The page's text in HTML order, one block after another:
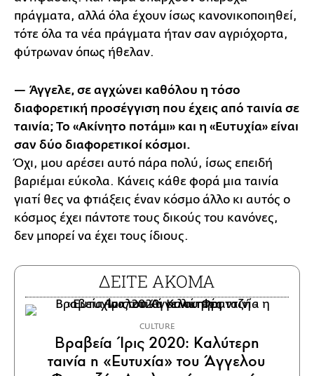
πράγματα, αλλά όλα έχουν ίσως κανονικοποιηθεί,
τότε όλα τα νέα πράγματα ήταν σαν αγριόχορτα,
φύτρωναν όπως ήθελαν.
— Άγγελε, σε αγχώνει καθόλου η τόσο
διαφορετική προσέγγιση που έχεις από ταινία σε
ταινία; Το «Ακίνητο ποτάμι» και η «Ευτυχία» είναι
σαν δύο διαφορετικοί κόσμοι.
Όχι, μου αρέσει αυτό πάρα πολύ, ίσως επειδή
βαριέμαι εύκολα. Κάνεις κάθε φορά μια ταινία
γιατί θες να φτιάξεις έναν κόσμο άλλο κι αυτός ο
κόσμος έχει πάντοτε τους δικούς του κανόνες,
δεν μπορεί να έχει τους ίδιους.
ΔΕΙΤΕ ΑΚΟΜΑ
CULTURE
Βραβεία Ίρις 2020: Καλύτερη
ταινία η «Ευτυχία» του Άγγελου